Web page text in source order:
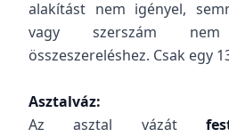
alakítást nem igényel,
vagy szerszám
összeszereléshez. Csak egy
Asztalváz:
Az asztal vázát